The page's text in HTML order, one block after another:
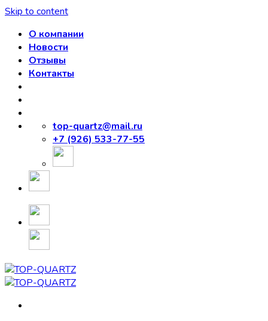
Skip to content
О компании
Новости
Отзывы
Контакты
top-quartz@mail.ru
+7 (926) 533-77-55